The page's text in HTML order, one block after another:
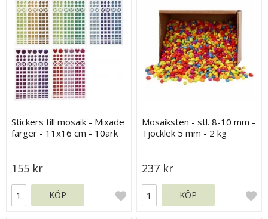
Stickers till mosaik - Mixade
färger - 11x16 cm - 10ark
155 kr
KÖP
Mosaiksten - stl. 8-10 mm -
Tjocklek 5 mm - 2 kg
237 kr
KÖP